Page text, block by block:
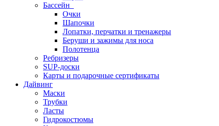
Бассейн
Очки
Шапочки
Лопатки, перчатки и тренажеры
Беруши и зажимы для носа
Полотенца
Ребризеры
SUP-доски
Карты и подарочные сертификаты
Дайвинг
Маски
Трубки
Ласты
Гидрокостюмы